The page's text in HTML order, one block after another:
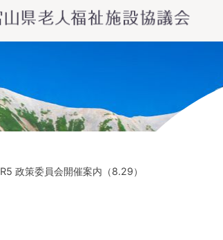
R5 政策委員会開催案内（8.29）